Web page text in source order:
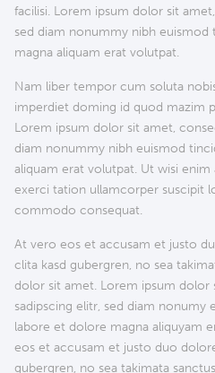
facilisi. Lorem ipsum dolor sit
sed diam nonummy nibh
magna aliquam erat volutpat.
Nam liber tempor cum soluta
imperdiet doming id quod mazim
Lorem ipsum dolor sit amet,
diam nonummy nibh euismod
aliquam erat volutpat. Ut wisi
exerci tation ullamcorper suscipit
commodo consequat.
At vero eos et accusam et justo
clita kasd gubergren, no sea
dolor sit amet. Lorem ipsum dolor
sadipscing elitr, sed diam
labore et dolore magna aliquyam
eos et accusam et justo duo
gubergren, no sea takimata